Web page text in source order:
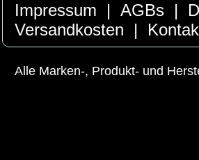
Impressum | AGBs |
Versandkosten
|
Alle Marken-, Produkt- und